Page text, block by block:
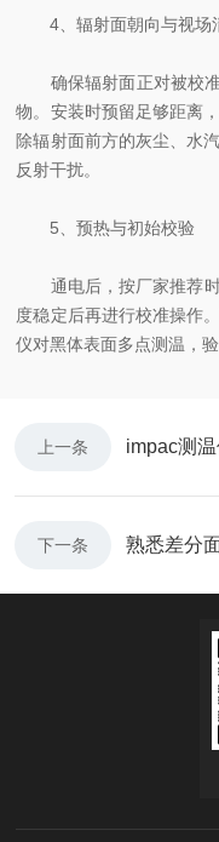
4、辐射面朝向与视场
确保辐射面正对被校准
物。安装时预留足够距离
除辐射面前方的灰尘、水
反射干扰。
5、预热与初始校验
通电后，按厂家推荐时
度稳定后再进行校准操作
仪对黑体表面多点测温，
上一条
下一条